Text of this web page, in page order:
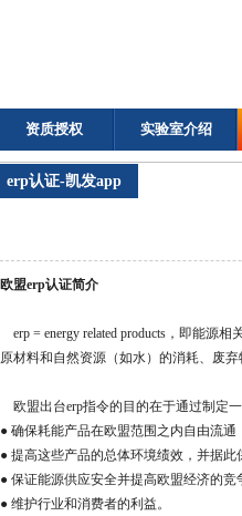
资质授权 实验室介绍
erp认证-凯发app
欧盟erp认证简介
erp = energy related products，即能源
原材料和自然资源（如水）的消耗、废
欧盟出台erp指令的目的在于通过制定
● 确保耗能产品在欧盟范围之内自由流通
● 提高这些产品的总体环境绩效，并据
● 保证能源供应安全并提高欧盟经济的
● 维护行业和消费者的利益。